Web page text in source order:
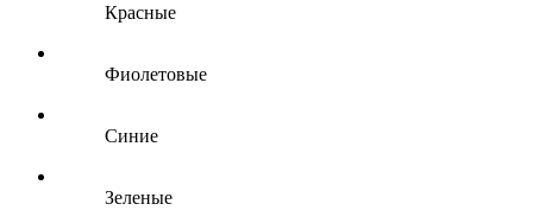
Красные
Фиолетовые
Синие
Зеленые